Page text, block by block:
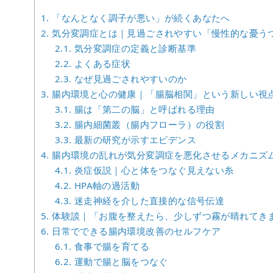
1. 「なんとなく調子が悪い」が続くあなたへ
2. 気分変調症とは｜見過ごされやすい「慢性的な憂う
2.1. 気分変調症の定義と診断基準
2.2. よくある症状
2.3. なぜ見過ごされやすいのか
3. 腸内環境と心の健康｜「腸脳相関」という新しい視
3.1. 腸は「第二の脳」と呼ばれる理由
3.2. 腸内細菌叢（腸内フローラ）の役割
3.3. 最新の研究が示すエビデンス
4. 腸内環境の乱れが気分変調症を悪化させるメカニズ
4.1. 炎症仮説｜心と体をつなぐ見えない糸
4.2. HPA軸の過活動
4.3. 迷走神経を介した直接的な信号伝達
5. 体験談｜「お腹を整えたら、少しずつ霧が晴れてき
6. 日常でできる腸内環境改善のセルフケア
6.1. 食事で腸を育てる
6.2. 運動で腸と脳をつなぐ